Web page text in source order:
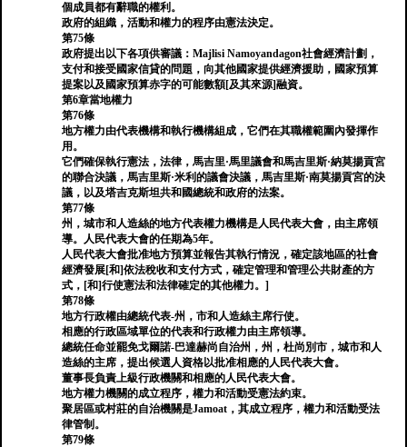
個成員都有辭職的權利。
政府的組織，活動和權力的程序由憲法決定。
第75條
政府提出以下各項供審議：Majlisi Namoyandagon社會經濟計劃，
支付和接受國家信貸的問題，向其他國家提供經濟援助，國家預算
提案以及國家預算赤字的可能數額[及其來源]融資。
第6章當地權力
第76條
地方權力由代表機構和執行機構組成，它們在其職權範圍內發揮作
用。
它們確保執行憲法，法律，馬吉里·馬里議會和馬吉里斯·納莫揚貢宮
的聯合決議，馬吉里斯·米利的議會決議，馬吉里斯·南莫揚貢宮的決
議，以及塔吉克斯坦共和國總統和政府的法案。
第77條
州，城市和人造絲的地方代表權力機構是人民代表大會，由主席領
導。人民代表大會的任期為5年。
人民代表大會批准地方預算並報告其執行情況，確定該地區的社會
經濟發展[和]依法稅收和支付方式，確定管理和管理公共財產的方
式，[和]行使憲法和法律確定的其他權力。]
第78條
地方行政權由總統代表-州，市和人造絲主席行使。
相應的行政區域單位的代表和行政權力由主席領導。
總統任命並罷免戈爾諾-巴達赫尚自治州，州，杜尚別市，城市和人
造絲的主席，提出候選人資格以批准相應的人民代表大會。
董事長負責上級行政機關和相應的人民代表大會。
地方權力機關的成立程序，權力和活動受憲法約束。
聚居區或村莊的自治機關是Jamoat，其成立程序，權力和活動受法
律管制。
第79條